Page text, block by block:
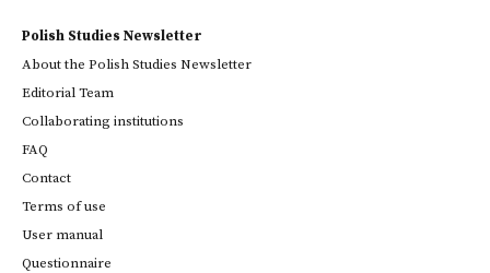
Polish Studies Newsletter
About the Polish Studies Newsletter
Editorial Team
Collaborating institutions
FAQ
Contact
Terms of use
User manual
Questionnaire